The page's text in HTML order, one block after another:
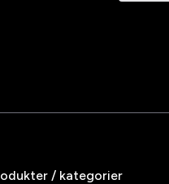
/ kategorier